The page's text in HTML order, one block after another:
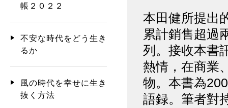
本田健所提出
累計銷售超過
列。接收本書
熱情，在商業
物。本書為
語録。筆者對
帳２０２２
不安な時代をどう生き
るか
風の時代を幸せに生き
抜く方法